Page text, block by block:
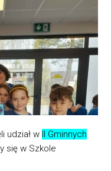
udział w
II Gminnych
się w Szkole